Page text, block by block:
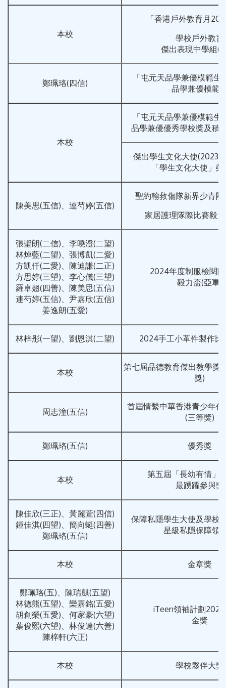
本校
「香港戶外教育月
學校戶外教育
傑出表現中學組(
鄭珮珞(四信)
「屯元天品學兼優模範
品學兼優模範
本校
「屯元天品學兼優模範
品學兼優優秀學校獎及積
傑出學生文化大使(2023/
「學生文化大使」
陳美思(五信)、連芍婷(五信)
聖約翰救傷隊新界少青
家居護理隊際比賽毅
張聖朗(二信)、李曉澄(二望)
林焯藍(二望)、張博凱(二愛)
方凱仟(二愛)、陳迪謙(二正)
方思婷(三望)、李心儀(三望)
羅卓翹(四善)、陳美思(五信)
連芍婷(五信)、尹嘉欣(五信)
姜逸朗(五愛)
2024年度制服檢閱
毅力盃(亞軍)
林梓彤(一望)、劉恩淇(二望) 2024手工小革件製作比
本校
第七屆品德教育傑出教學獎
獎)
周志潼(五信)
首屆情繫中華香港青少年
(三等獎)
鄭珮珞(五信) 優秀獎
本校
第五屆「長幼有情」
最踴躍參與獎
陳佳欣(三正)、黃麗萱(四信)
鍾佳淇(四望)、簡向蜓(四善)
鄭珮珞(五信)
保障私隱學生大使及學校
星級私隱保障領
本校 金章獎
鄭珮珞(五)、陳瑞麒(五望)
林德熊(五望)、欒嘉銘(五愛)
胡創榮(五愛)、何家豪(六望)
葉俊熙(六望)、林俊達(六善)
陳梓軒(六正)
iTeen領袖計劃
金獎
本校 學校夥伴大獎